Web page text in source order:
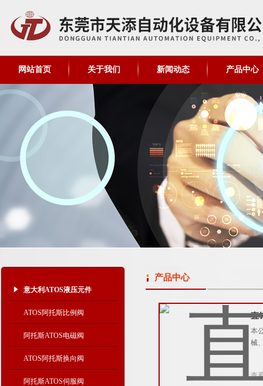
网站首页 关于我们 新闻动态 产品中心
意大利ATOS液压元件
ATOS阿托斯比例阀
阿托斯ATOS电磁阀
ATOS阿托斯换向阀
阿托斯ATOS伺服阀
产品中心
直
本
械
查